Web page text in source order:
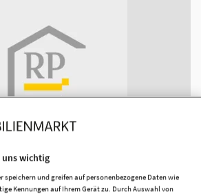
trifft modernen Business-
in Mönchengla...
wichtig
speichern und greifen auf personenbezogene Daten wie
Kennungen auf Ihrem Gerät zu. Durch Auswahl von